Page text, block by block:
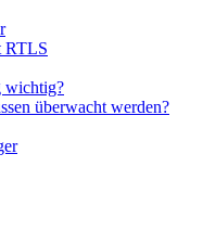
RTLS
wichtig?
überwacht werden?